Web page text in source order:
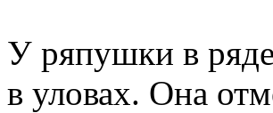
У ряпушки в
в уловах. Она